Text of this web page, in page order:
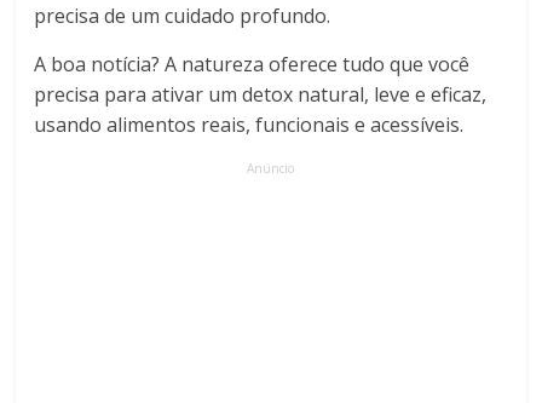
precisa de um cuidado profundo.
A boa notícia? A natureza oferece tudo que você
precisa para ativar um detox natural, leve e eficaz,
usando alimentos reais, funcionais e acessíveis.
Anúncio